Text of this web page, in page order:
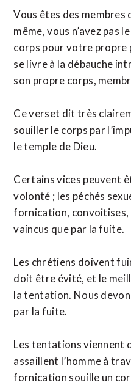
Vous êtes des membres
même, vous n’avez pas
corps pour votre propre
se livre à la débauche
son propre corps,
Ce verset dit très
souiller le corps par
le temple de Dieu.
Certains vices peuvent
volonté ; les péchés
fornication, convoitises,
vaincus que par la fuite.
Les chrétiens doivent
doit être évité, et le
la tentation. Nous
par la fuite.
Les tentations viennent
assaillent l’homme à
fornication souille un